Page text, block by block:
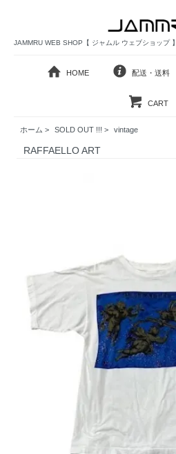
JAMMRU WEB SHOP【 ジャムル ウェブショップ 】
HOME 配送・送料
CART
ホーム > SOLD OUT !!! > vintage
RAFFAELLO ART